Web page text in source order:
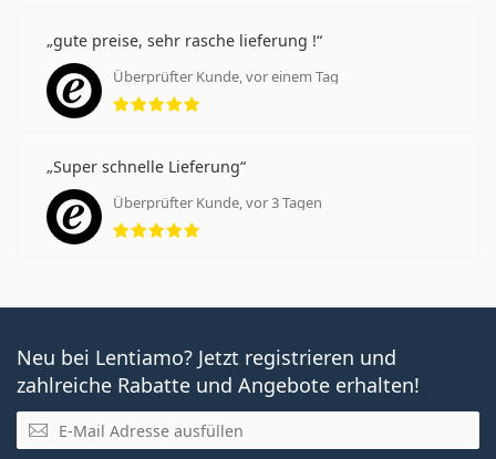
gute preise, sehr rasche lieferung !
Überprüfter Kunde, vor einem Tag
Bewertung 5 aus 5
Super schnelle Lieferung
Überprüfter Kunde, vor 3 Tagen
Bewertung 5 aus 5
Neu bei Lentiamo? Jetzt registrieren und
zahlreiche Rabatte und Angebote erhalten!
E-Mail